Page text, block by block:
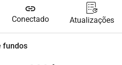
link
Conectado Atualizações
fundos